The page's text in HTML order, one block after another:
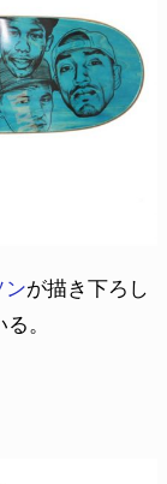
ンが描き下ろし
。